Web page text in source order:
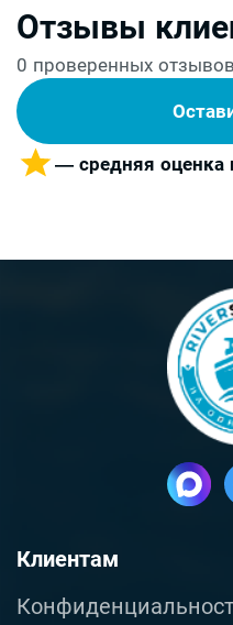
Отзывы
0 проверенных
— средняя оценка
Клиентам